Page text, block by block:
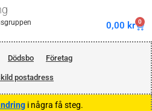
0,00 kr 0
Dödsbo Företag
postadress
i några få steg.